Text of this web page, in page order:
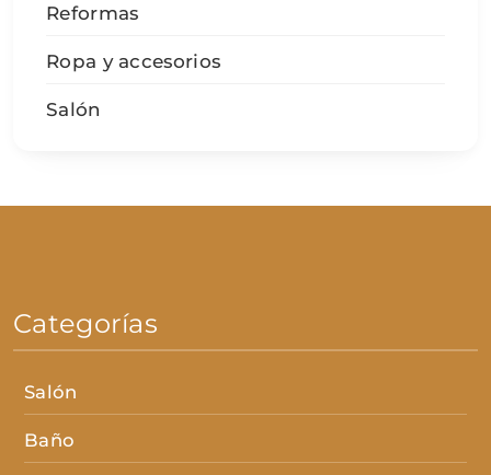
Reformas
Ropa y accesorios
Salón
Categorías
Salón
Baño